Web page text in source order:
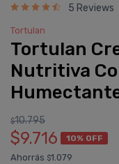
5 Reviews
Tortulan
Tortulan
Nutritiva
$10.795
$9.716 10% OFF
Ahorrás $1.079